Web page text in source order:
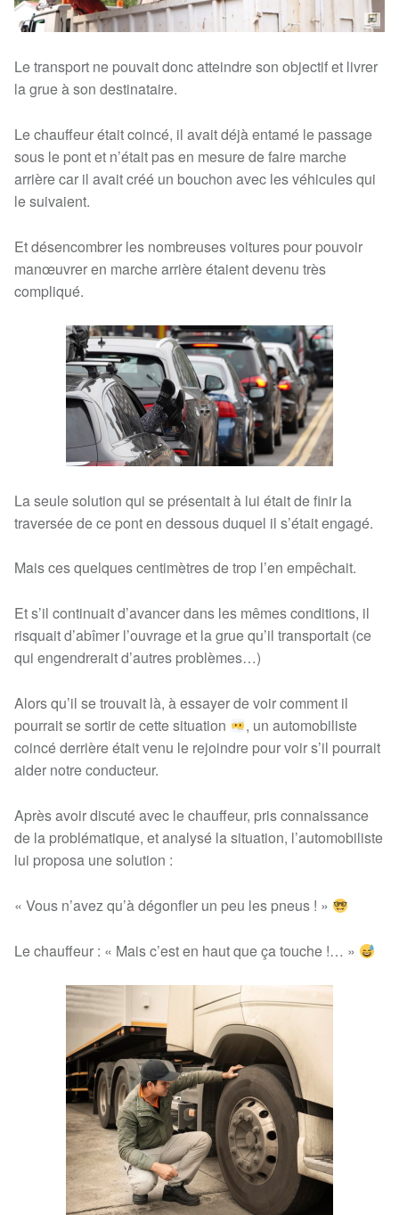
Le transport ne pouvait donc atteindre son objectif et livrer
la grue à son destinataire.
Le chauffeur était coincé, il avait déjà entamé le passage
sous le pont et n’était pas en mesure de faire marche
arrière car il avait créé un bouchon avec les véhicules qui
le suivaient.
Et désencombrer les nombreuses voitures pour pouvoir
manœuvrer en marche arrière étaient devenu très
compliqué.
La seule solution qui se présentait à lui était de finir la
traversée de ce pont en dessous duquel il s’était engagé.
Mais ces quelques centimètres de trop l’en empêchait.
Et s’il continuait d’avancer dans les mêmes conditions, il
risquait d’abîmer l’ouvrage et la grue qu’il transportait (ce
qui engendrerait d’autres problèmes…)
Alors qu’il se trouvait là, à essayer de voir comment il
pourrait se sortir de cette situation
, un automobiliste
coincé derrière était venu le rejoindre pour voir s’il pourrait
aider notre conducteur.
Après avoir discuté avec le chauffeur, pris connaissance
de la problématique, et analysé la situation, l’automobiliste
lui proposa une solution :
« Vous n’avez qu’à dégonfler un peu les pneus ! »
Le chauffeur : « Mais c’est en haut que ça touche !… »